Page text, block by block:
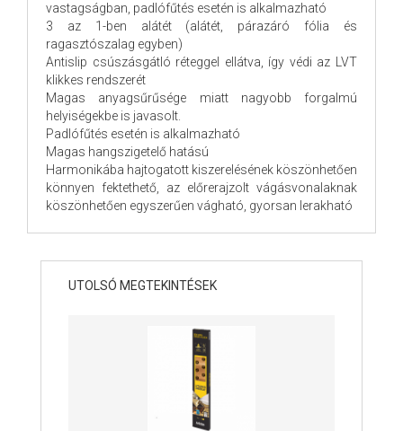
vastagságban, padlófűtés esetén is alkalmazható
3 az 1-ben alátét (alátét, párazáró fólia és
ragasztószalag egyben)
Antislip csúszásgátló réteggel ellátva, így védi az LVT
klikkes rendszerét
Magas anyagsűrűsége miatt nagyobb forgalmú
helyiségekbe is javasolt.
Padlófűtés esetén is alkalmazható
Magas hangszigetelő hatású
Harmonikába hajtogatott kiszerelésének köszönhetően
könnyen fektethető, az előrerajzolt vágásvonalaknak
köszönhetően egyszerűen vágható, gyorsan lerakható
UTOLSÓ MEGTEKINTÉSEK